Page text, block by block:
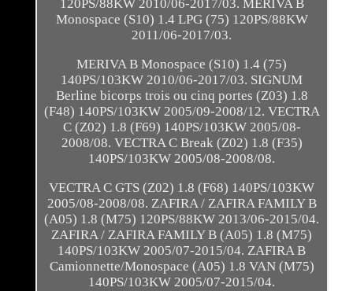
120PS/88KW 2010/06-2017/03. MERIVA B
Monospace (S10) 1.4 LPG (75) 120PS/88KW
2011/06-2017/03.
MERIVA B Monospace (S10) 1.4 (75)
140PS/103KW 2010/06-2017/03. SIGNUM
Berline bicorps trois ou cinq portes (Z03) 1.8
(F48) 140PS/103KW 2005/09-2008/12. VECTRA
C (Z02) 1.8 (F69) 140PS/103KW 2005/08-
2008/08. VECTRA C Break (Z02) 1.8 (F35)
140PS/103KW 2005/08-2008/08.
VECTRA C GTS (Z02) 1.8 (F68) 140PS/103KW
2005/08-2008/08. ZAFIRA / ZAFIRA FAMILY B
(A05) 1.8 (M75) 120PS/88KW 2013/06-2015/04.
ZAFIRA / ZAFIRA FAMILY B (A05) 1.8 (M75)
140PS/103KW 2005/07-2015/04. ZAFIRA B
Camionnette/Monospace (A05) 1.8 VAN (M75)
140PS/103KW 2005/07-2015/04.